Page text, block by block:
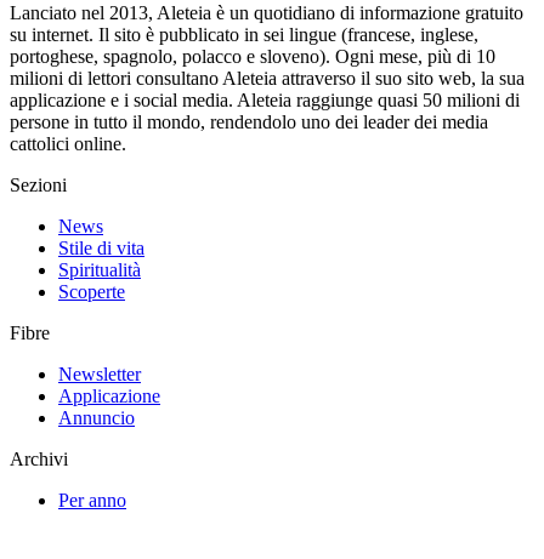
Lanciato nel 2013, Aleteia è un quotidiano di informazione gratuito
su internet. Il sito è pubblicato in sei lingue (francese, inglese,
portoghese, spagnolo, polacco e sloveno). Ogni mese, più di 10
milioni di lettori consultano Aleteia attraverso il suo sito web, la sua
applicazione e i social media. Aleteia raggiunge quasi 50 milioni di
persone in tutto il mondo, rendendolo uno dei leader dei media
cattolici online.
Sezioni
News
Stile di vita
Spiritualità
Scoperte
Fibre
Newsletter
Applicazione
Annuncio
Archivi
Per anno